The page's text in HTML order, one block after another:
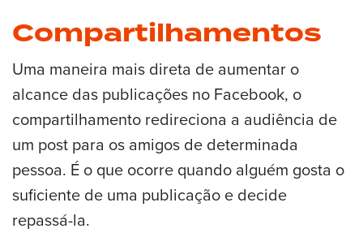
Compartilhamentos
Uma maneira mais direta de aumentar o
alcance das publicações no Facebook, o
compartilhamento redireciona a audiência de
um post para os amigos de determinada
pessoa. É o que ocorre quando alguém gosta o
suficiente de uma publicação e decide
repassá-la.